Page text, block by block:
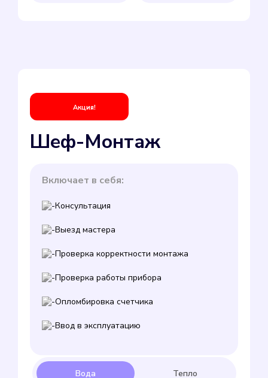
Акция!
Шеф-Монтаж
Включает в себя:
Консультация
Выезд мастера
Проверка корректности монтажа
Проверка работы прибора
Опломбировка счетчика
Ввод в эксплуатацию